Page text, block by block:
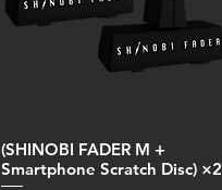
(SHINOBI FADER M +
Smartphone Scratch Disc) ×2